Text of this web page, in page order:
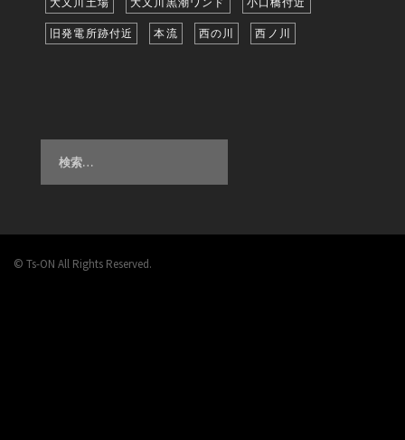
旧発電所跡付近 本流 西の川 西ノ川
© Ts-ON All Rights Reserved.